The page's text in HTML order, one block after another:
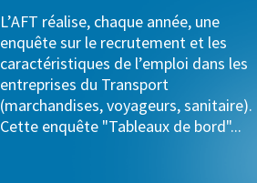
L’AFT réalise, chaque année, une
enquête sur le recrutement et les
caractéristiques de l’emploi dans les
entreprises du Transport
(marchandises, voyageurs, sanitaire).
Cette enquête "Tableaux de bord"...